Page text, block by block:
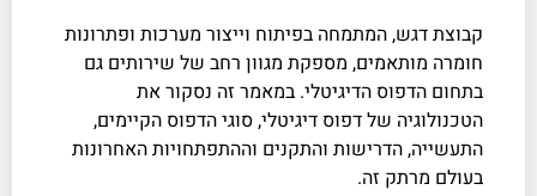
קבוצת דגש, המתמחה בפיתוח וייצור מערכות ופתרונות
חומרה מותאמים, מספקת מגוון רחב של שירותים גם
בתחום הדפוס הדיגיטלי. במאמר זה נסקור את
הטכנולוגיה של דפוס דיגיטלי, סוגי הדפוס הקיימים,
התעשייה, הדרישות והתקנים וההתפתחויות האחרונות
בעולם מרתק זה.